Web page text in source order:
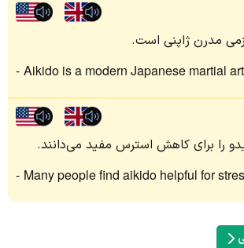
مدرن ژاپنی است.
Aikido is a modern Japanese martial
را برای کاهش استرس مفید می‌دانند.
Many people find aikido helpful for